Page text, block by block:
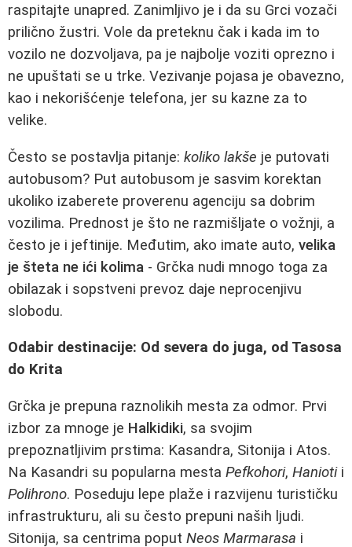
raspitajte unapred. Zanimljivo je i da su Grci vozači
prilično žustri. Vole da preteknu čak i kada im to
vozilo ne dozvoljava, pa je najbolje voziti oprezno i
ne upuštati se u trke. Vezivanje pojasa je obavezno,
kao i nekorišćenje telefona, jer su kazne za to
velike.
Često se postavlja pitanje: koliko lakše je putovati
autobusom? Put autobusom je sasvim korektan
ukoliko izaberete proverenu agenciju sa dobrim
vozilima. Prednost je što ne razmišljate o vožnji, a
često je i jeftinije. Međutim, ako imate auto, velika
je šteta ne ići kolima - Grčka nudi mnogo toga za
obilazak i sopstveni prevoz daje neprocenjivu
slobodu.
Odabir destinacije: Od severa do juga, od Tasosa
do Krita
Grčka je prepuna raznolikih mesta za odmor. Prvi
izbor za mnoge je Halkidiki, sa svojim
prepoznatljivim prstima: Kasandra, Sitonija i Atos.
Na Kasandri su popularna mesta Pefkohori, Haniotii
Polihrono. Poseduju lepe plaže i razvijenu turističku
infrastrukturu, ali su često prepuni naših ljudi.
Sitonija, sa centrima poput Neos Marmarasa i